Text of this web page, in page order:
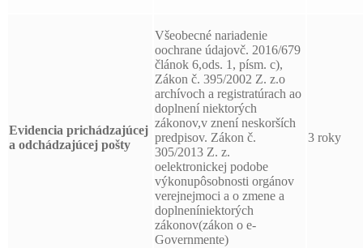
Evidencia prichádzajúcej
a odchádzajúcej pošty
Všeobecné nariadenie
oochrane údajovč. 2016/679
článok 6,ods. 1, písm. c),
Zákon č. 395/2002 Z. z.o
archívoch a registratúrach ao
doplnení niektorých
zákonov,v znení neskorších
predpisov. Zákon č.
305/2013 Z. z.
oelektronickej podobe
výkonupôsobnosti orgánov
verejnejmoci a o zmene a
doplneníniektorých
zákonov(zákon o e-
Governmente)
3 roky